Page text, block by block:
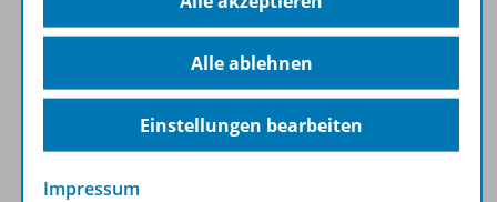
Zugehörige Produkte
Digitale Unterrichtsmaterialien
Alle ablehnen
Einstellungen bearbeiten
Impressum